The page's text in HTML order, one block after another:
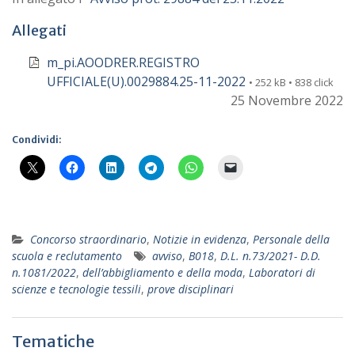
Allegati
m_pi.AOODRER.REGISTRO
UFFICIALE(U).0029884.25-11-2022 • 252 kB • 838 click
25 Novembre 2022
Condividi:
Concorso straordinario, Notizie in evidenza, Personale della
scuola e reclutamento
avviso, B018, D.L. n.73/2021- D.D.
n.1081/2022, dell’abbigliamento e della moda, Laboratori di
scienze e tecnologie tessili, prove disciplinari
Tematiche